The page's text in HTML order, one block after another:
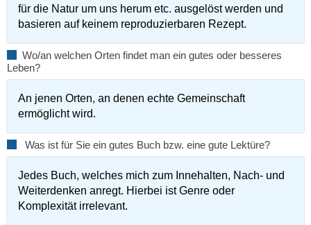
für die Natur um uns herum etc. ausgelöst werden und
basieren auf keinem reproduzierbaren Rezept.
Wo/an welchen Orten findet man ein gutes oder besseres
Leben?
An jenen Orten, an denen echte Gemeinschaft
ermöglicht wird.
Was ist für Sie ein gutes Buch bzw. eine gute Lektüre?
Jedes Buch, welches mich zum Innehalten, Nach- und
Weiterdenken anregt. Hierbei ist Genre oder
Komplexität irrelevant.